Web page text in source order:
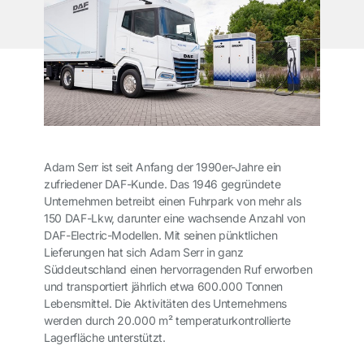
Adam Serr ist seit Anfang der 1990er-Jahre ein
zufriedener DAF-Kunde. Das 1946 gegründete
Unternehmen betreibt einen Fuhrpark von mehr als
150 DAF-Lkw, darunter eine wachsende Anzahl von
DAF-Electric-Modellen. Mit seinen pünktlichen
Lieferungen hat sich Adam Serr in ganz
Süddeutschland einen hervorragenden Ruf erworben
und transportiert jährlich etwa 600.000 Tonnen
Lebensmittel. Die Aktivitäten des Unternehmens
werden durch 20.000 m² temperaturkontrollierte
Lagerfläche unterstützt.